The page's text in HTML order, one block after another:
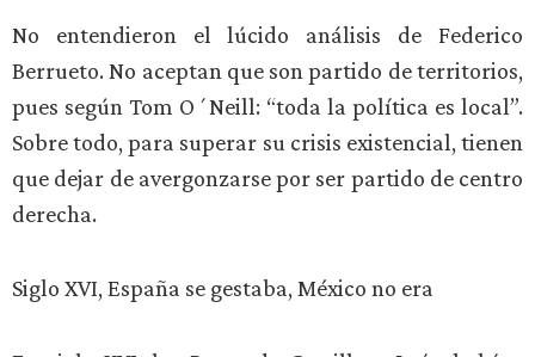
No entendieron el lúcido análisis de Federico
Berrueto. No aceptan que son partido de territorios,
pues según Tom O´Neill: “toda la política es local”.
Sobre todo, para superar su crisis existencial, tienen
que dejar de avergonzarse por ser partido de centro
derecha.
Siglo XVI, España se gestaba, México no era